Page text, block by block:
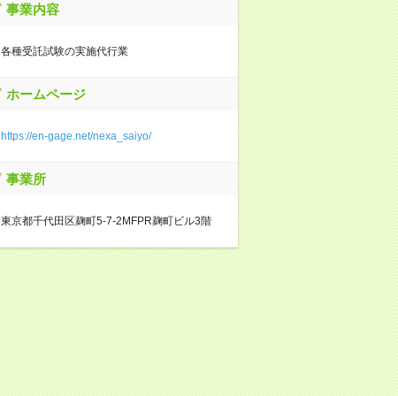
事業内容
各種受託試験の実施代行業
ホームページ
https://en-gage.net/nexa_saiyo/
事業所
東京都千代田区麹町5-7-2MFPR麹町ビル3階